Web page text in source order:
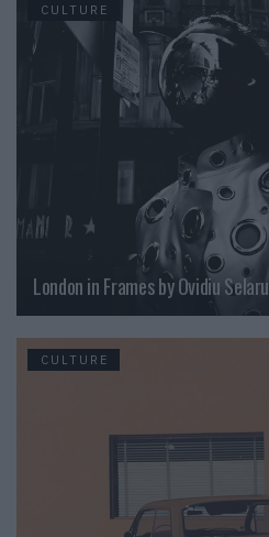
CULTURE
London in Frames by Ovidiu Selaru
CULTURE